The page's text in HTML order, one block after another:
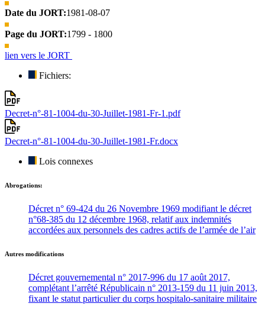
Date du JORT:1981-08-07
Page du JORT:1799 - 1800
lien vers le JORT
Fichiers:
Decret-n°-81-1004-du-30-Juillet-1981-Fr-1.pdf
Decret-n°-81-1004-du-30-Juillet-1981-Fr.docx
Lois connexes
Abrogations:
Décret n° 69-424 du 26 Novembre 1969 modifiant le décret
n°68-385 du 12 décembre 1968, relatif aux indemnités
accordées aux personnels des cadres actifs de l’armée de l’air
Autres modifications
Décret gouvernemental n° 2017-996 du 17 août 2017,
complétant l’arrêté Républicain n° 2013-159 du 11 juin 2013,
fixant le statut particulier du corps hospitalo-sanitaire militaire